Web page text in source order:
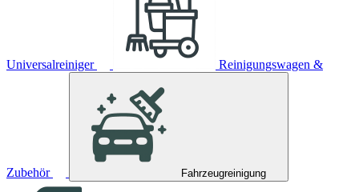
Universalreiniger Reinigungswagen &
Zubehör Fahrzeugreinigung